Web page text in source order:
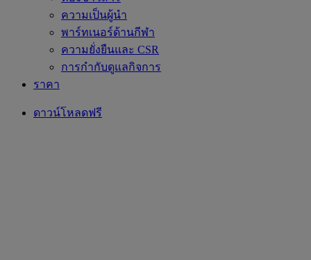
ความเป็นผู้นำ
พาร์ทเนอร์ด้านกีฬา
ความยั่งยืนและ CSR
การกำกับดูแลกิจการ
ราคา
ดาวน์โหลดฟรี